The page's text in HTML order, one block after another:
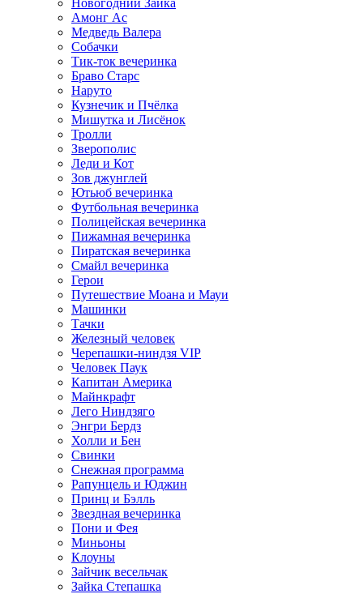
Новогодний Зайка
Амонг Ас
Медведь Валера
Собачки
Тик-ток вечеринка
Браво Старс
Наруто
Кузнечик и Пчёлка
Мишутка и Лисёнок
Тролли
Зверополис
Леди и Кот
Зов джунглей
Ютьюб вечеринка
Футбольная вечеринка
Полицейская вечеринка
Пижамная вечеринка
Пиратская вечеринка
Смайл вечеринка
Герои
Путешествие Моана и Мауи
Машинки
Тачки
Железный человек
Черепашки-ниндзя VIP
Человек Паук
Капитан Америка
Майнкрафт
Лего Ниндзяго
Энгри Бердз
Холли и Бен
Свинки
Снежная программа
Рапунцель и Юджин
Принц и Бэлль
Звездная вечеринка
Пони и Фея
Миньоны
Клоуны
Зайчик весельчак
Зайка Степашка